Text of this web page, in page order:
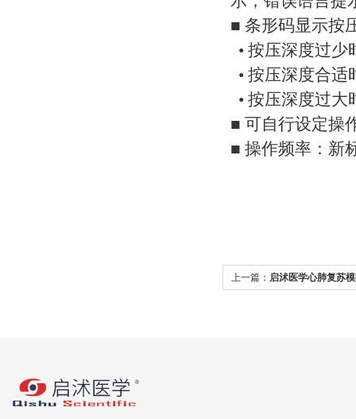
■ 条形码显示按
• 按压深度过
• 按压深度合
• 按压深度过
■ 可自行设定操
■ 操作频率：新
上一篇： 启沭医学心肺复苏